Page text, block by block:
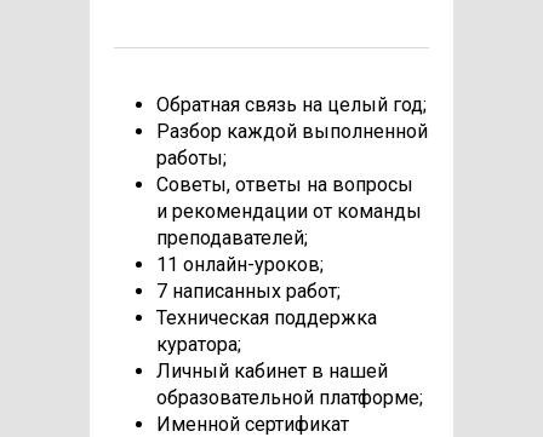
Обратная связь на целый год;
Разбор каждой выполненной
работы;
Советы, ответы на вопросы
и рекомендации от команды
преподавателей;
11 онлайн-уроков;
7 написанных работ;
Техническая поддержка
куратора;
Личный кабинет в нашей
образовательной платформе;
Именной сертификат